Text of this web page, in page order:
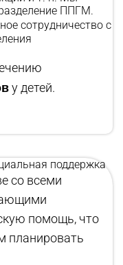
ППГМ.
сотрудничество с
у детей.
поддержка
со всеми
помощь, что
планировать